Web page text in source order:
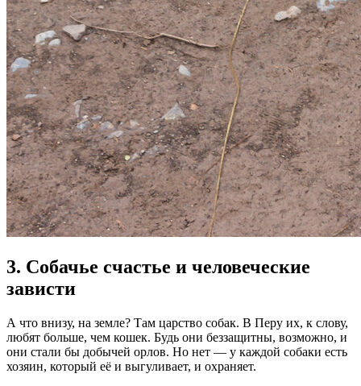
3. Собачье счастье и человеческие
зависти
А что внизу, на земле? Там царство собак. В Перу их, к слову,
любят больше, чем кошек. Будь они беззащитны, возможно, и
они стали бы добычей орлов. Но нет — у каждой собаки есть
хозяин, который её и выгуливает, и охраняет.